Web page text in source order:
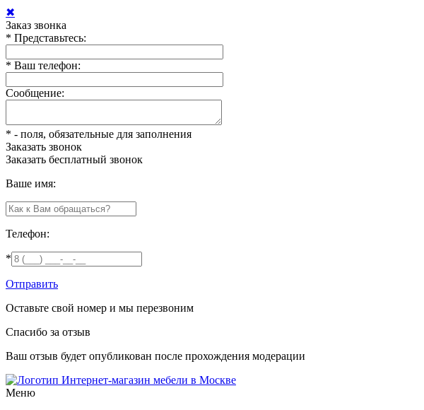
✖
Заказ звонка
* Представьтесь:
* Ваш телефон:
Сообщение:
* - поля, обязательные для заполнения
Заказать звонок
Заказать бесплатный звонок
Ваше имя:
Телефон:
*
Отправить
Оставьте свой номер и мы перезвоним
Спасибо за отзыв
Ваш отзыв будет опубликован после прохождения модерации
Интернет-магазин мебели в Москве
Меню